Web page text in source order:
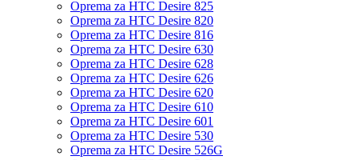
Oprema za HTC Desire 825
Oprema za HTC Desire 820
Oprema za HTC Desire 816
Oprema za HTC Desire 630
Oprema za HTC Desire 628
Oprema za HTC Desire 626
Oprema za HTC Desire 620
Oprema za HTC Desire 610
Oprema za HTC Desire 601
Oprema za HTC Desire 530
Oprema za HTC Desire 526G